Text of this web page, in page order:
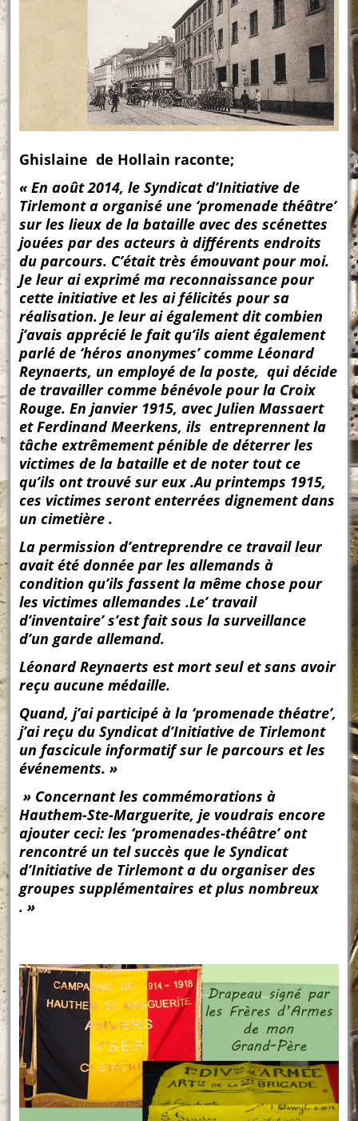
Ghislaine de Hollain raconte;
« En août 2014, le Syndicat d’Initiative de
Tirlemont a organisé une ‘promenade théâtre’
sur les lieux de la bataille avec des scénettes
jouées par des acteurs à différents endroits
du parcours. C’était très émouvant pour moi.
Je leur ai exprimé ma reconnaissance pour
cette initiative et les ai félicités pour sa
réalisation. Je leur ai également dit combien
j’avais apprécié le fait qu’ils aient également
parlé de ‘héros anonymes’ comme Léonard
Reynaerts, un employé de la poste, qui décide
de travailler comme bénévole pour la Croix
Rouge. En janvier 1915, avec Julien Massaert
et Ferdinand Meerkens, ils entreprennent la
tâche extrêmement pénible de déterrer les
victimes de la bataille et de noter tout ce
qu’ils ont trouvé sur eux .Au printemps 1915,
ces victimes seront enterrées dignement dans
un cimetière .
La permission d’entreprendre ce travail leur
avait été donnée par les allemands à
condition qu’ils fassent la même chose pour
les victimes allemandes .Le’ travail
d’inventaire’ s’est fait sous la surveillance
d’un garde allemand.
Léonard Reynaerts est mort seul et sans avoir
reçu aucune médaille.
Quand, j’ai participé à la ‘promenade théatre’,
j’ai reçu du Syndicat d’Initiative de Tirlemont
un fascicule informatif sur le parcours et les
événements. »
» Concernant les commémorations à
Hauthem-Ste-Marguerite, je voudrais encore
ajouter ceci: les ‘promenades-théâtre’ ont
rencontré un tel succès que le Syndicat
d’Initiative de Tirlemont a du organiser des
groupes supplémentaires et plus nombreux
. »